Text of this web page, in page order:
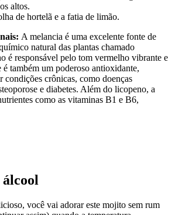
altos.
de hortelã e a fatia de limão.
A melancia é uma excelente fonte de
natural das plantas chamado
é responsável pelo tom vermelho vibrante e
também um poderoso antioxidante,
condições crônicas, como doenças
e diabetes. Além do licopeno, a
como as vitaminas B1 e B6,
você vai adorar este mojito sem rum